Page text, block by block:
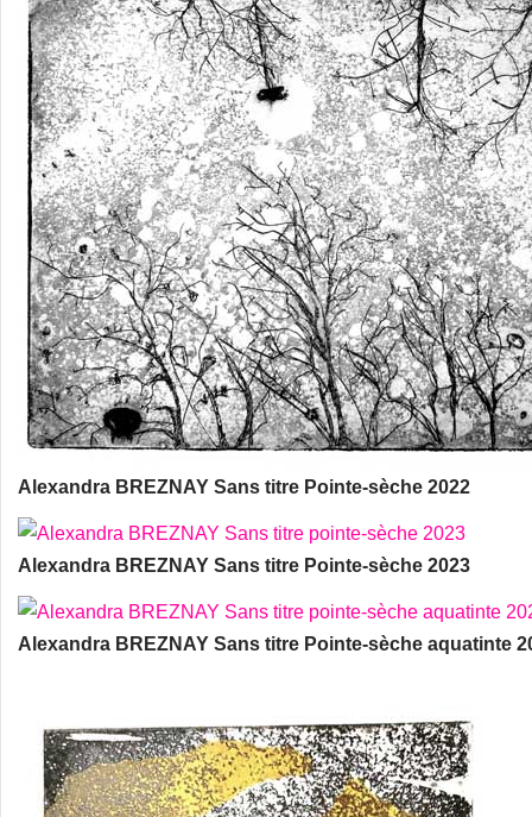
Alexandra BREZNAY Sans titre Pointe-sèche 2022
Alexandra BREZNAY Sans titre Pointe-sèche 2023
Alexandra BREZNAY Sans titre Pointe-sèche aquatinte